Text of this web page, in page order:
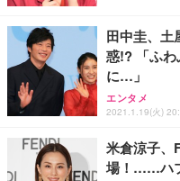
田中圭、土
惑!? 「ふ
に…」
エンタメ
2021.1.19(火)
米倉涼子、
場！……ハ